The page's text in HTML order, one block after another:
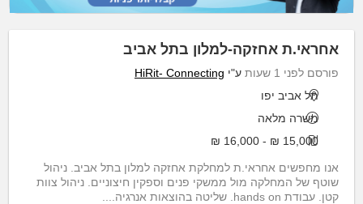
אחראי.ת אחזקה-למלון בתל אביב
פורסם לפני 1 שעות ע"י HiRit- Connecting
תל אביב יפו
משרה מלאה
15,000 ₪ - 16,000 ₪
אנו מחפשים אחראי.ת למחלקת אחזקה למלון בתל אביב. ניהול
שוטף של המחלקה מול ממשקי פנים וספקין חיצוניים. ניהול צוות
קטן. עבודת hands on. שליטה בהוצאות אנרגיה....